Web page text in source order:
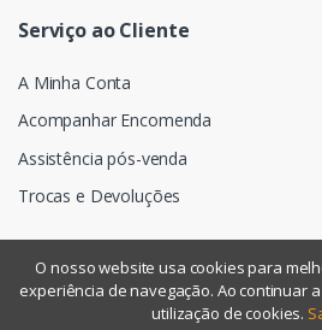
Serviço ao Cliente
A Minha Conta
Acompanhar Encomenda
Assistência pós-venda
Trocas e Devoluções
©Assismática- Todos os direitos
O nosso website usa cookies para
experiência de navegação. Ao continuar
utilização de cookies.